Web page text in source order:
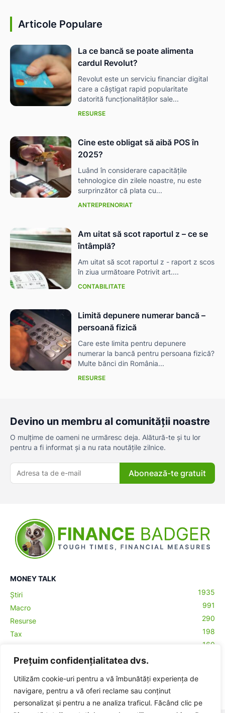
Prețuim confidențialitatea dvs.
Utilizăm cookie-uri pentru a vă îmbunătăți experiența de
navigare, pentru a vă oferi reclame sau conținut
personalizat și pentru a ne analiza traficul. Făcând clic pe
Articole Populare
La ce bancă se poate alimenta
cardul Revolut?
Revolut este un serviciu financiar digital
care a câștigat rapid popularitate
datorită funcționalităților sale...
RESURSE
Cine este obligat să aibă POS în
2025?
Luând în considerare capacitățile
tehnologice din zilele noastre, nu este
surprinzător că plata cu...
ANTREPRENORIAT
Am uitat să scot raportul z – ce se
întâmplă?
Am uitat să scot raportul z - raport z scos
în ziua următoare Potrivit art....
CONTABILITATE
Limită depunere numerar bancă –
persoană fizică
Care este limita pentru depunere
numerar la bancă pentru persoana fizică?
Multe bănci din România...
RESURSE
Devino un membru al comunității noastre
O mulțime de oameni ne urmăresc deja. Alătură-te și tu lor
pentru a fi informat și a nu rata noutățile zilnice.
Abonează-te gratuit
MONEY TALK
Știri
1935
Macro
991
Resurse
290
Tax
198
160
Contabilitate
Crypto